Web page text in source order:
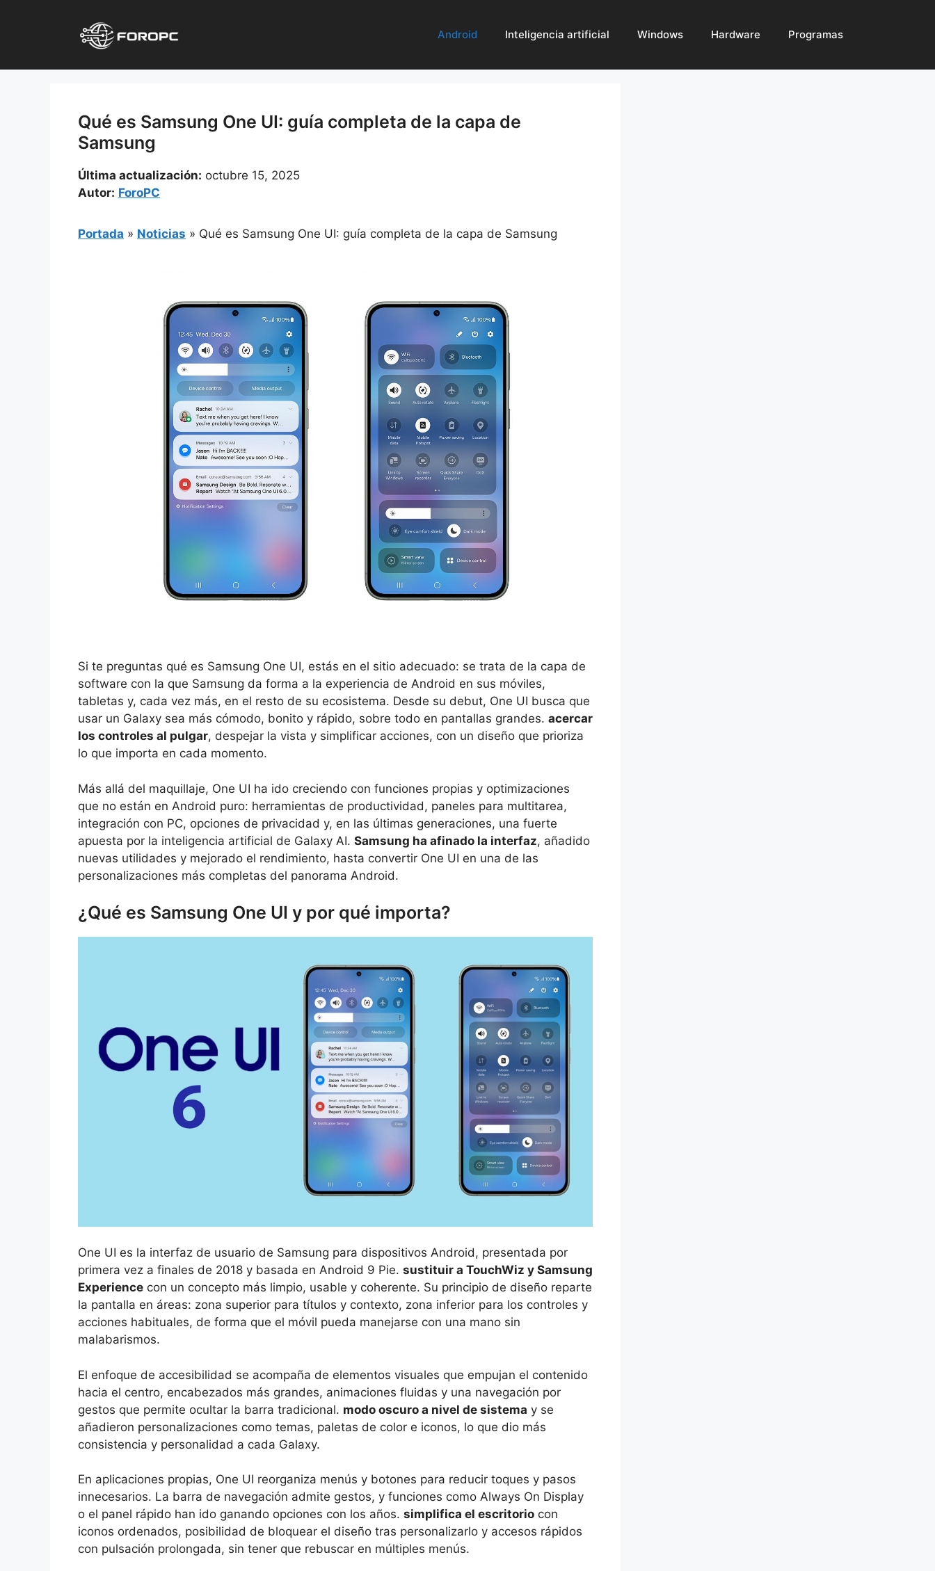
Android Inteligencia artificial Windows Hardware Programas
Qué es Samsung One UI: guía completa de la capa de
Samsung
Última actualización: octubre 15, 2025
Autor: ForoPC
Portada » Noticias » Qué es Samsung One UI: guía completa de la capa de Samsung
Si te preguntas qué es Samsung One UI, estás en el sitio adecuado: se trata de la capa de
software con la que Samsung da forma a la experiencia de Android en sus móviles,
tabletas y, cada vez más, en el resto de su ecosistema. Desde su debut, One UI busca que
usar un Galaxy sea más cómodo, bonito y rápido, sobre todo en pantallas grandes. acercar
los controles al pulgar, despejar la vista y simplificar acciones, con un diseño que prioriza
lo que importa en cada momento.
Más allá del maquillaje, One UI ha ido creciendo con funciones propias y optimizaciones
que no están en Android puro: herramientas de productividad, paneles para multitarea,
integración con PC, opciones de privacidad y, en las últimas generaciones, una fuerte
apuesta por la inteligencia artificial de Galaxy AI. Samsung ha afinado la interfaz, añadido
nuevas utilidades y mejorado el rendimiento, hasta convertir One UI en una de las
personalizaciones más completas del panorama Android.
¿Qué es Samsung One UI y por qué importa?
One UI es la interfaz de usuario de Samsung para dispositivos Android, presentada por
primera vez a finales de 2018 y basada en Android 9 Pie. sustituir a TouchWiz y Samsung
Experience con un concepto más limpio, usable y coherente. Su principio de diseño reparte
la pantalla en áreas: zona superior para títulos y contexto, zona inferior para los controles y
acciones habituales, de forma que el móvil pueda manejarse con una mano sin
malabarismos.
El enfoque de accesibilidad se acompaña de elementos visuales que empujan el contenido
hacia el centro, encabezados más grandes, animaciones fluidas y una navegación por
gestos que permite ocultar la barra tradicional. modo oscuro a nivel de sistema y se
añadieron personalizaciones como temas, paletas de color e iconos, lo que dio más
consistencia y personalidad a cada Galaxy.
En aplicaciones propias, One UI reorganiza menús y botones para reducir toques y pasos
innecesarios. La barra de navegación admite gestos, y funciones como Always On Display
o el panel rápido han ido ganando opciones con los años. simplifica el escritorio con
iconos ordenados, posibilidad de bloquear el diseño tras personalizarlo y accesos rápidos
con pulsación prolongada, sin tener que rebuscar en múltiples menús.